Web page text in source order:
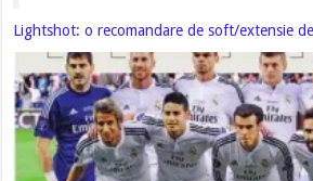
Lightshot: o recomandare de soft/extensie